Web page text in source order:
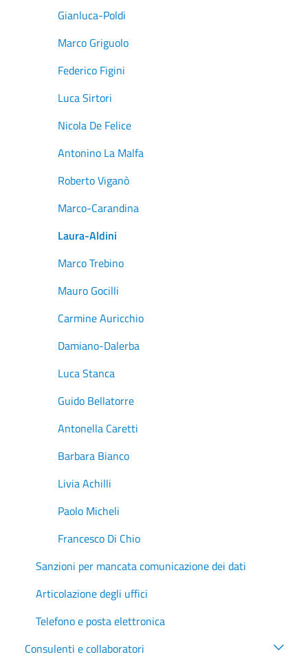
Gianluca-Poldi
Marco Griguolo
Federico Figini
Luca Sirtori
Nicola De Felice
Antonino La Malfa
Roberto Viganò
Marco-Carandina
Laura-Aldini
Marco Trebino
Mauro Gocilli
Carmine Auricchio
Damiano-Dalerba
Luca Stanca
Guido Bellatorre
Antonella Caretti
Barbara Bianco
Livia Achilli
Paolo Micheli
Francesco Di Chio
Sanzioni per mancata comunicazione dei dati
Articolazione degli uffici
Telefono e posta elettronica
Consulenti e collaboratori